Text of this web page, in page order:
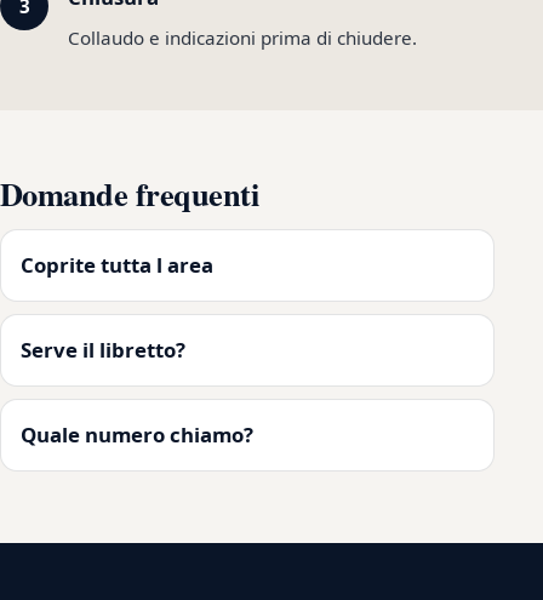
Collaudo e indicazioni prima di chiudere.
Domande frequenti
Coprite tutta l area
Serve il libretto?
Quale numero chiamo?